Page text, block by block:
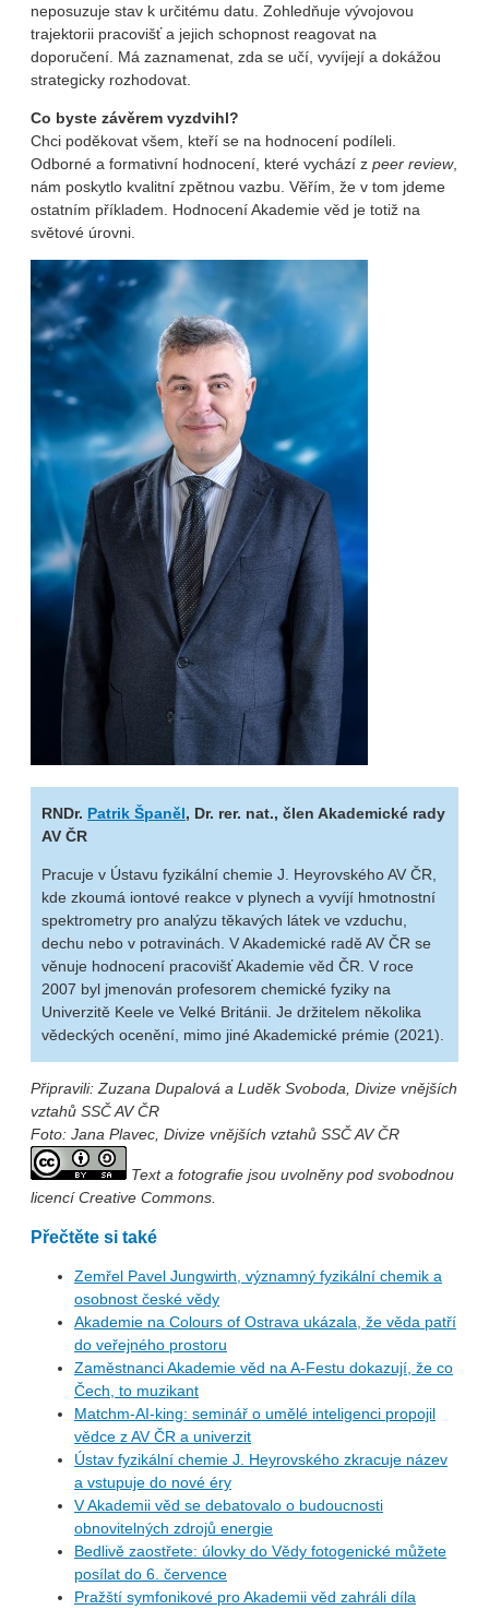
neposuzuje stav k určitému datu. Zohledňuje vývojovou
trajektorii pracovišť a jejich schopnost reagovat na
doporučení. Má zaznamenat, zda se učí, vyvíjejí a dokážou
strategicky rozhodovat.
Co byste závěrem vyzdvihl?
Chci poděkovat všem, kteří se na hodnocení podíleli.
Odborné a formativní hodnocení, které vychází z peer review,
nám poskytlo kvalitní zpětnou vazbu. Věřím, že v tom jdeme
ostatním příkladem. Hodnocení Akademie věd je totiž na
světové úrovni.
RNDr. Patrik Španěl, Dr. rer. nat., člen Akademické rady
AV ČR
Pracuje v Ústavu fyzikální chemie J. Heyrovského AV ČR,
kde zkoumá iontové reakce v plynech a vyvíjí hmotnostní
spektrometry pro analýzu těkavých látek ve vzduchu,
dechu nebo v potravinách. V Akademické radě AV ČR se
věnuje hodnocení pracovišť Akademie věd ČR. V roce
2007 byl jmenován profesorem chemické fyziky na
Univerzitě Keele ve Velké Británii. Je držitelem několika
vědeckých ocenění, mimo jiné Akademické prémie (2021).
Připravili: Zuzana Dupalová a Luděk Svoboda, Divize vnějších
vztahů SSČ AV ČR
Foto: Jana Plavec, Divize vnějších vztahů SSČ AV ČR
Text a fotografie jsou uvolněny pod svobodnou
licencí Creative Commons.
Přečtěte si také
Zemřel Pavel Jungwirth, významný fyzikální chemik a
osobnost české vědy
Akademie na Colours of Ostrava ukázala, že věda patří
do veřejného prostoru
Zaměstnanci Akademie věd na A-Festu dokazují, že co
Čech, to muzikant
Matchm-AI-king: seminář o umělé inteligenci propojil
vědce z AV ČR a univerzit
Ústav fyzikální chemie J. Heyrovského zkracuje název
a vstupuje do nové éry
V Akademii věd se debatovalo o budoucnosti
obnovitelných zdrojů energie
Bedlivě zaostřete: úlovky do Vědy fotogenické můžete
posílat do 6. července
Pražští symfonikové pro Akademii věd zahráli díla